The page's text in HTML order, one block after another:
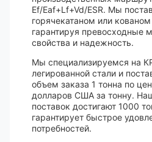
Ef/Eaf+Lf+Vd/ESR. Мы
горячекатаном или
гарантируя превосходные
свойства и надежность.
Мы специализируемся на
легированной стали и
объем заказа 1 тонна по
долларов США за тонну.
поставок достигают 1000
гарантирует быстрое
потребностей.